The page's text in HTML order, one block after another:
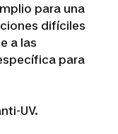
para una
difíciles
a las
para
UV.